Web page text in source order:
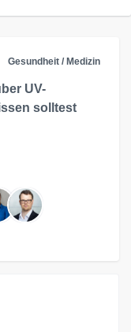
Gesundheit / Medizin
UV-
solltest